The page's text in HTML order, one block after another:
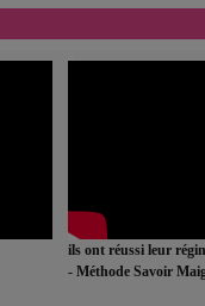
ils ont réussi leur
- Méthode Savoir